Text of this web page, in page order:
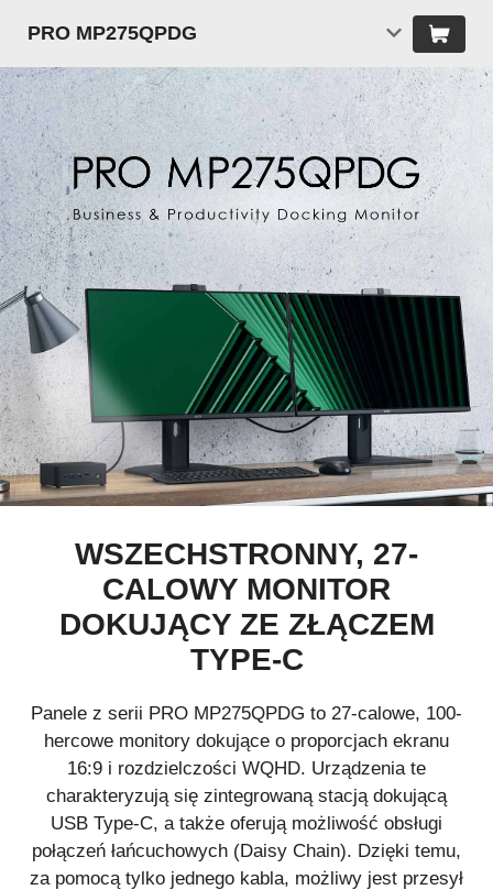
PRO MP275QPDG
WSZECHSTRONNY, 27-
CALOWY MONITOR
DOKUJĄCY ZE ZŁĄCZEM
TYPE-C
Panele z serii PRO MP275QPDG to 27-calowe, 100-
hercowe monitory dokujące o proporcjach ekranu
16:9 i rozdzielczości WQHD. Urządzenia te
charakteryzują się zintegrowaną stacją dokującą
USB Type-C, a także oferują możliwość obsługi
połączeń łańcuchowych (Daisy Chain). Dzięki temu,
za pomocą tylko jednego kabla, możliwy jest przesył